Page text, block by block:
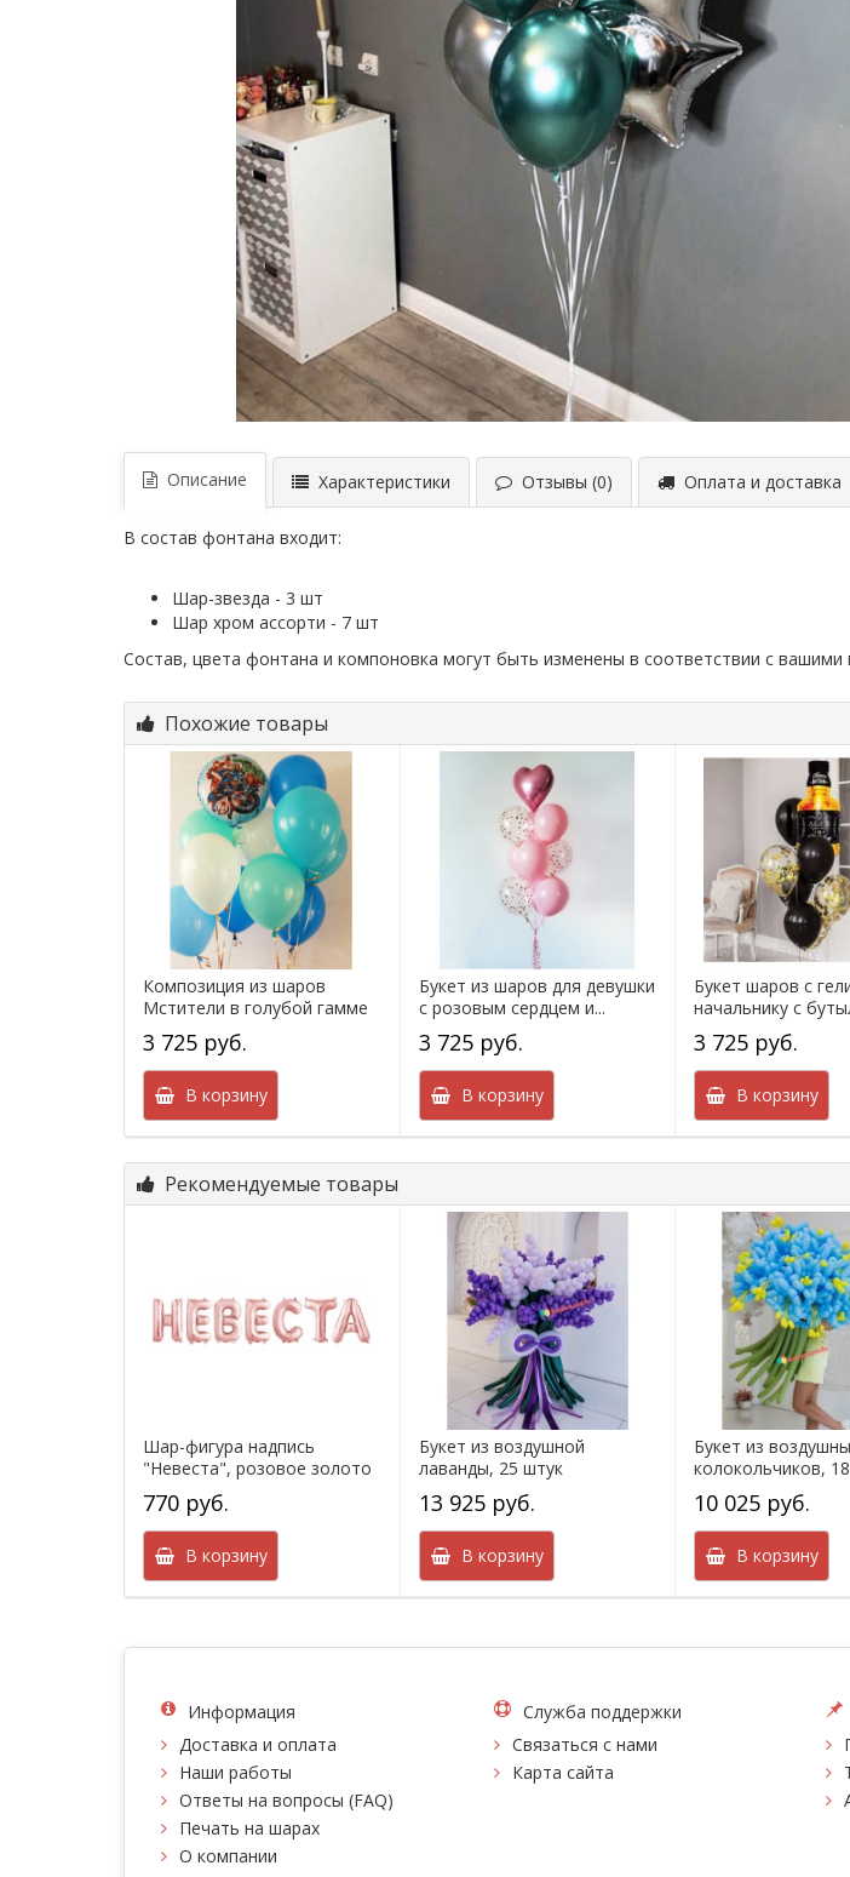
Описание Характеристики Отзывы (0) Оплата и доставка
В состав фонтана входит:
Шар-звезда - 3 шт
Шар хром ассорти - 7 шт
Состав, цвета фонтана и компоновка могут быть изменены в соответствии с
Похожие товары
Композиция из шаров
Мстители в голубой гамме
3 725 руб.
В корзину
Букет из шаров для девушки
с розовым сердцем и...
3 725 руб.
В корзину
Букет шаров с
начальнику с
3 725 руб.
В корзину
Рекомендуемые товары
Шар-фигура надпись
"Невеста", розовое золото
770 руб.
В корзину
Букет из воздушной
лаванды, 25 штук
13 925 руб.
В корзину
Букет из
колокольчиков,
10 025 руб.
В корзину
Информация
Доставка и оплата
Наши работы
Ответы на вопросы (FAQ)
Печать на шарах
О компании
Служба поддержки
Связаться с нами
Карта сайта